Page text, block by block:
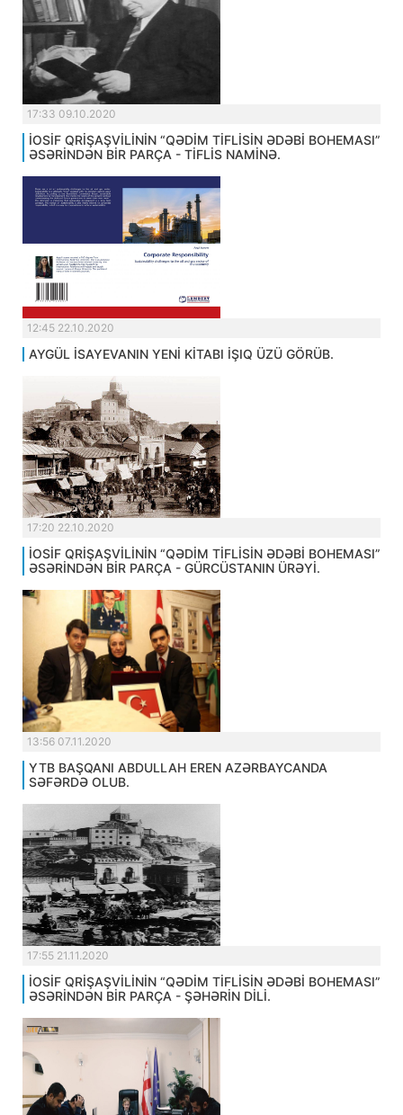
17:33 09.10.2020
İOSİF QRİŞAŞVİLİNİN “QƏDİM TİFLİSİN ƏDƏBİ BOHEMASI”
ƏSƏRİNDƏN BİR PARÇA - TİFLİS NAMİNƏ.
12:45 22.10.2020
AYGÜL İSAYEVANIN YENİ KİTABI İŞIQ ÜZÜ GÖRÜB.
17:20 22.10.2020
İOSİF QRİŞAŞVİLİNİN “QƏDİM TİFLİSİN ƏDƏBİ BOHEMASI”
ƏSƏRİNDƏN BİR PARÇA - GÜRCÜSTANIN ÜRƏYİ.
13:56 07.11.2020
YTB BAŞQANI ABDULLAH EREN AZƏRBAYCANDA
SƏFƏRDƏ OLUB.
17:55 21.11.2020
İOSİF QRİŞAŞVİLİNİN “QƏDİM TİFLİSİN ƏDƏBİ BOHEMASI”
ƏSƏRİNDƏN BİR PARÇA - ŞƏHƏRİN DİLİ.